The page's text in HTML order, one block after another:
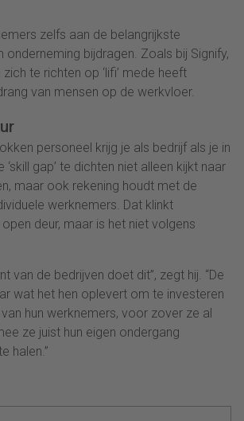
zelfs aan de belangrijkste
onderneming bijdragen. Zoals bij Signify,
te richten op ‘lifi’ mede heeft
van mensen op de werkvloer.
personeel krijg je als bedrijf als je in
gap’ te dichten niet alleen kijkt naar
maar ook rekening houdt met de
werknemers. Dat klinkt
deur, maar is het niet volgens
van de bedrijven doet dit”, zegt hij. “De
wat het hen oplevert om te investeren
hun werknemers, voor zover ze al
ze juist hun eigen ondergang
halen.”